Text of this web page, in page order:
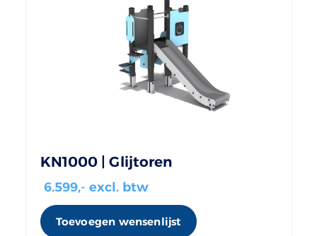
KN1000 | Glijtoren
6.599,- excl. btw
Toevoegen wensenlijst